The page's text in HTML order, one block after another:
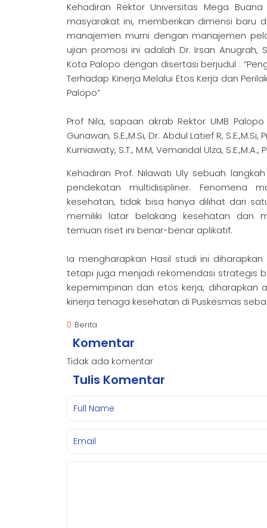
Kehadiran Rektor Universitas Mega
masyarakat ini, memberikan dimensi baru
manajemen murni dengan manajemen
ujian promosi ini adalah Dr. Irsan Anugrah,
Kota Palopo dengan disertasi berjudul :
Terhadap Kinerja Melalui Etos Kerja dan
Palopo”
Prof Nila, sapaan akrab Rektor UMB
Gunawan, S.E.,M.Si, Dr. Abdul Latief R,
Kurniawaty, S.T., M.M, Vemaridal Ulza, S.E.,M.A.,
Kehadiran Prof. Nilawati Uly sebuah
pendekatan multidisipliner. Fenomena
kesehatan, tidak bisa hanya dilihat dari
memiliki latar belakang kesehatan dan
temuan riset ini benar-benar aplikatif.
Ia mengharapkan Hasil studi ini
tetapi juga menjadi rekomendasi strategis
kepemimpinan dan etos kerja, diharapkan
kinerja tenaga kesehatan di Puskesmas
Berita
Komentar
Tidak ada komentar
Tulis Komentar